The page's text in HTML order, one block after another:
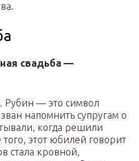
свадьба —
Рубин — это символ
напомнить супругам о
когда решили
этот юбилей говорит
стала кровной,